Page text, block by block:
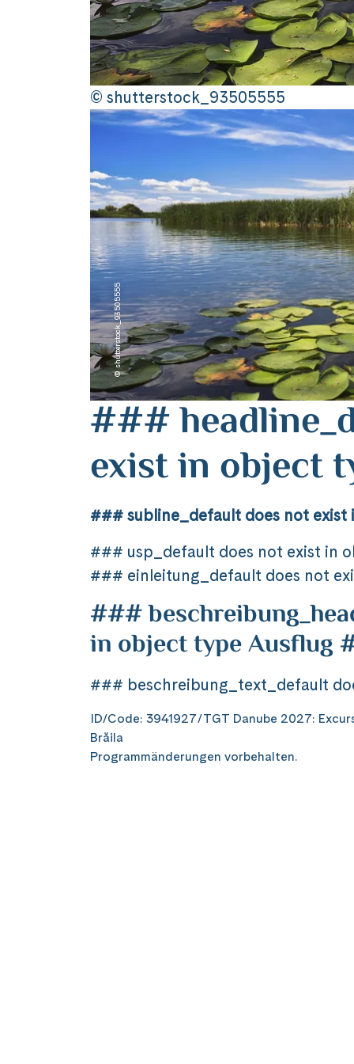
© shutterstock_93505555
© shutterstock_93505555
###
exist in object
### subline_default does not
### usp_default does not exist in
### einleitung_default does not
###
in object type Ausflug
### beschreibung_text_default
ID/Code: 3941927/TGT Danube 2027:
Brăila
Programmänderungen vorbehalten.